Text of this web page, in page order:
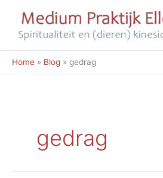
Home Blog gedrag
gedrag